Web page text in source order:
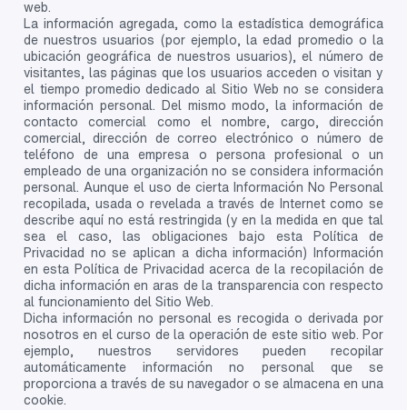
web.
La información agregada, como la estadística demográfica
de nuestros usuarios (por ejemplo, la edad promedio o la
ubicación geográfica de nuestros usuarios), el número de
visitantes, las páginas que los usuarios acceden o visitan y
el tiempo promedio dedicado al Sitio Web no se considera
información personal. Del mismo modo, la información de
contacto comercial como el nombre, cargo, dirección
comercial, dirección de correo electrónico o número de
teléfono de una empresa o persona profesional o un
empleado de una organización no se considera información
personal. Aunque el uso de cierta Información No Personal
recopilada, usada o revelada a través de Internet como se
describe aquí no está restringida (y en la medida en que tal
sea el caso, las obligaciones bajo esta Política de
Privacidad no se aplican a dicha información) Información
en esta Política de Privacidad acerca de la recopilación de
dicha información en aras de la transparencia con respecto
al funcionamiento del Sitio Web.
Dicha información no personal es recogida o derivada por
nosotros en el curso de la operación de este sitio web. Por
ejemplo, nuestros servidores pueden recopilar
automáticamente información no personal que se
proporciona a través de su navegador o se almacena en una
cookie.